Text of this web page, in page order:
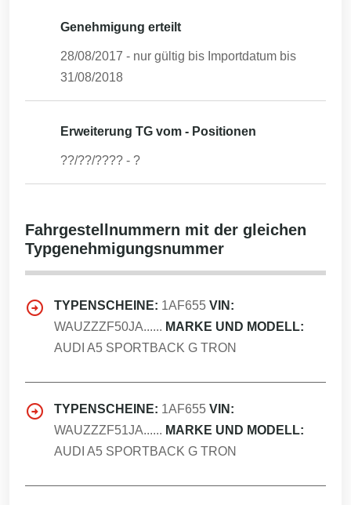
Genehmigung erteilt
28/08/2017 - nur gültig bis Importdatum bis
31/08/2018
Erweiterung TG vom - Positionen
??/??/???? - ?
Fahrgestellnummern mit der gleichen
Typgenehmigungsnummer
TYPENSCHEINE: 1AF655 VIN:
WAUZZZF50JA...... MARKE UND MODELL:
AUDI A5 SPORTBACK G TRON
TYPENSCHEINE: 1AF655 VIN:
WAUZZZF51JA...... MARKE UND MODELL:
AUDI A5 SPORTBACK G TRON